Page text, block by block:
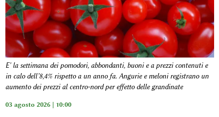
E' la settimana dei pomodori, abbondanti, buoni e a prezzi contenuti e
in calo dell’8,4% rispetto a un anno fa. Angurie e meloni registrano un
aumento dei prezzi al centro-nord per effetto delle grandinate
03 agosto 2026 | 10:00